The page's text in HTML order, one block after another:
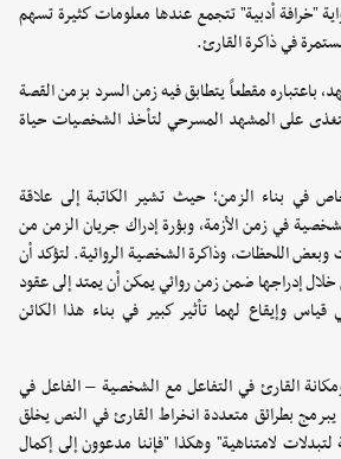
"خرافة أدبية" تتجمع عندها معلومات كثيرة تسهم
في ذاكرة القارئ.
باعتباره مقطعاً يتطابق فيه زمن السرد بزمن القصة
يتغذى على المشهد المسرحي لتأخذ الشخصيات حياة
في بناء الزمن؛ حيث تشير الكاتبة إلى علاقة
في زمن الأزمة، وبؤرة إدراك جريان الزمن من
اللحظات، وذاكرة الشخصية الروائية. لتؤكد أن
إدراجها ضمن زمن روائي يمكن أن يمتد إلى عقود
وإيقاع لهما تأثير كبير في بناء هذا الكائن
القارئ في التفاعل مع الشخصية – الفاعل في
بطرائق متعددة انخراط القارئ في النص يخلق
لامتناهية" وهكذا "فإننا مدعوون إلى إكمال